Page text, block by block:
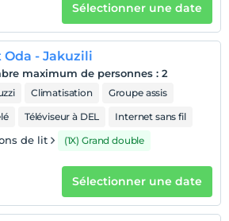
Sélectionner une date
Oda - Jakuzili
maximum de personnes : 2
Climatisation
Groupe assis
Téléviseur à DEL Internet sans fil
de lit (1X) Grand double
Sélectionner une date